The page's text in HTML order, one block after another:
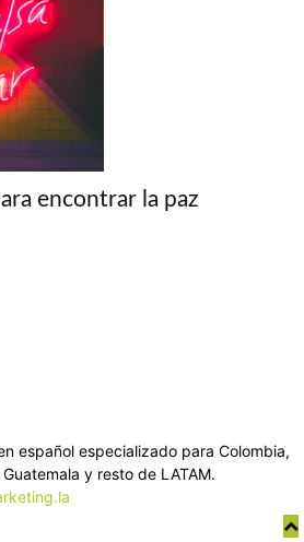
encontrar la paz
español especializado para Colombia,
y resto de LATAM.